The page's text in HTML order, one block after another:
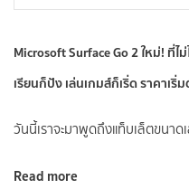
Microsoft Surface Go 2 ใหม่! ที่
เรียนก็ปัง เล่นเกมส์ก็เริ่ด ราคาเ
วันนี้เราจะมาพูดถึงแท็บเล็ตขนา
Read more